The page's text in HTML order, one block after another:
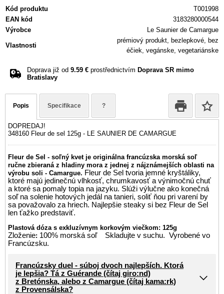
Kód produktu
T001998
EAN kód
3183280000544
Výrobce
Le Saunier de Camargue
Vlastnosti
prémiový produkt, bezlepkové, bez
éčiek, vegánske, vegetariánske
Doprava již od 9.59 € prostřednictvím Doprava SR mimo
Bratislavy
Popis Specifikace ?
DOPREDAJ!
348160 Fleur de sel 125g - LE SAUNIER DE CAMARGUE
Fleur de Sel - soľný kvet je originálna francúzska morská soľ
ručne zbieraná z hladiny mora z jednej z nájznámejších oblasti na
výrobu soli - Camargue. Fleur de Sel tvoria jemné kryštáliky,
ktoré majú jedinečnú vlhkosť, chrumkavosť a výnimočnú chuť
a ktoré sa pomaly topia na jazyku. Slúži výlučne ako konečná
soľ na solenie hotových jedál na tanieri, soliť ňou pri varení by
sa považovalo za hriech. Najlepšie steaky si bez Fleur de Sel
len ťažko predstaviť.
Plastová dóza s exkluzívnym korkovým viečkom: 125g
Zloženie: 100% morská soľ Skladujte v suchu. Vyrobené vo
Francúzsku.
Francúzsky duel - súboj dvoch najlepších. Ktorá
je lepšia? Tá z Guérande (čítaj giro:nd)
z Bretónska, alebo z Camargue (čítaj kama:rk)
z Provensálska?